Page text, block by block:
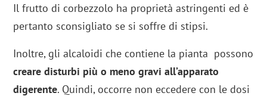
Il frutto di corbezzolo ha proprietà astringenti ed è
pertanto sconsigliato se si soffre di stipsi.
Inoltre, gli alcaloidi che contiene la pianta possono
creare disturbi più o meno gravi all’apparato
digerente. Quindi, occorre non eccedere con le dosi